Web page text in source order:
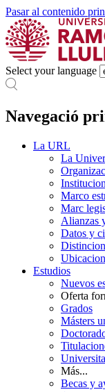
Pasar al contenido
Select your language
Navegació
La URL
La
Marco
Marc
Alianzas
Datos y
Estudios
Nuevos
Oferta
Grados
Másters
Más...
Becas y